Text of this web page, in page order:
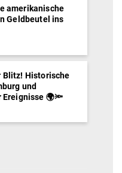
amerikanische
Geldbeutel ins
Historische
und
🌍🔦